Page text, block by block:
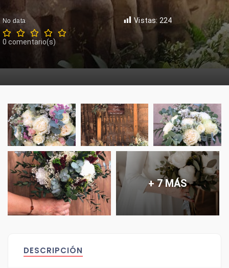
No data Vistas: 224
0 comentario(s)
+ 7 MÁS
DESCRIPCIÓN